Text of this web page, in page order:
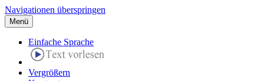
Navigationen überspringen
Menü
Einfache Sprache
Vergrößern